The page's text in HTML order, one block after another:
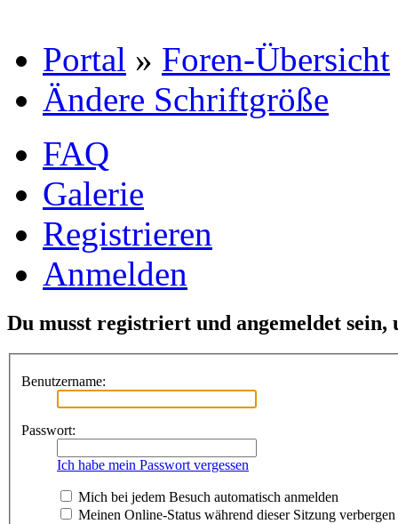
Portal » Foren-Übersicht
Ändere Schriftgröße
FAQ
Galerie
Registrieren
Anmelden
Du musst registriert und angemeldet sein,
Benutzername:
Passwort:
Ich habe mein Passwort vergessen
Mich bei jedem Besuch automatisch anmelden
Meinen Online-Status während dieser Sitzung verbergen